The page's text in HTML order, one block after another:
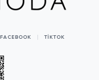
FACEBOOK TIKTOK